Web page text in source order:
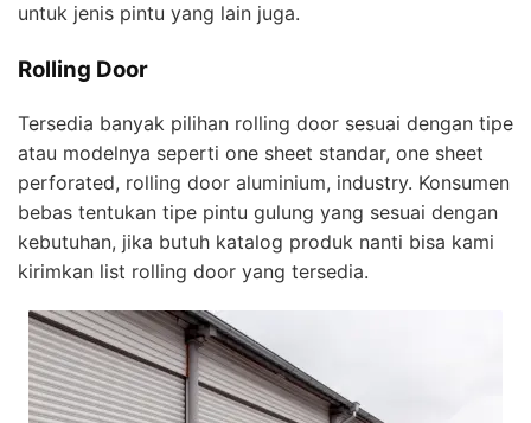
untuk jenis pintu yang lain juga.
Rolling Door
Tersedia banyak pilihan rolling door sesuai dengan tipe
atau modelnya seperti one sheet standar, one sheet
perforated, rolling door aluminium, industry. Konsumen
bebas tentukan tipe pintu gulung yang sesuai dengan
kebutuhan, jika butuh katalog produk nanti bisa kami
kirimkan list rolling door yang tersedia.